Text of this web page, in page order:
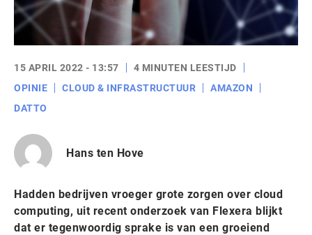
15 APRIL 2022 - 13:57
4 MINUTEN LEESTIJD
OPINIE
CLOUD & INFRASTRUCTUUR
AMAZON
DATTO
Hans ten Hove
Hadden bedrijven vroeger grote zorgen over cloud
computing, uit recent onderzoek van Flexera blijkt
dat er tegenwoordig sprake is van een groeiend